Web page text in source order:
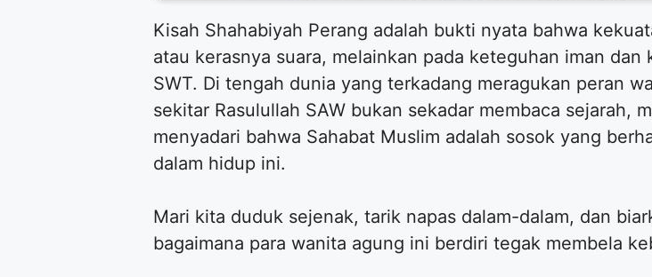
​Kisah Shahabiyah Perang adalah bukti nyata bahwa
atau kerasnya suara, melainkan pada keteguhan iman
SWT. Di tengah dunia yang terkadang meragukan peran
sekitar Rasulullah SAW bukan sekadar membaca sejarah,
menyadari bahwa Sahabat Muslim adalah sosok yang
dalam hidup ini.
​Mari kita duduk sejenak, tarik napas dalam-dalam, dan
bagaimana para wanita agung ini berdiri tegak membela